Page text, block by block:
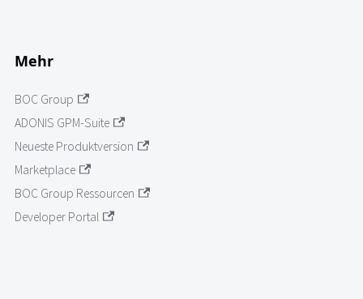
Mehr
BOC Group
ADONIS GPM-Suite
Neueste Produktversion
Marketplace
BOC Group Ressourcen
Developer Portal